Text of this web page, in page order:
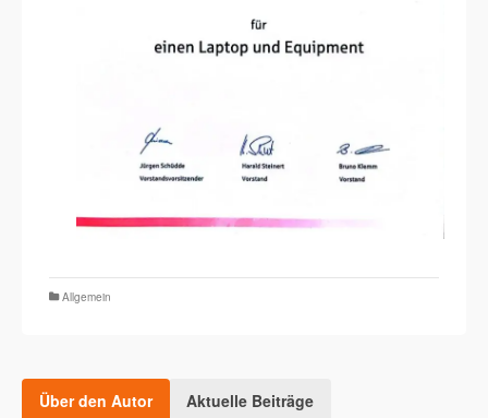
Allgemein
Über den Autor Aktuelle Beiträge